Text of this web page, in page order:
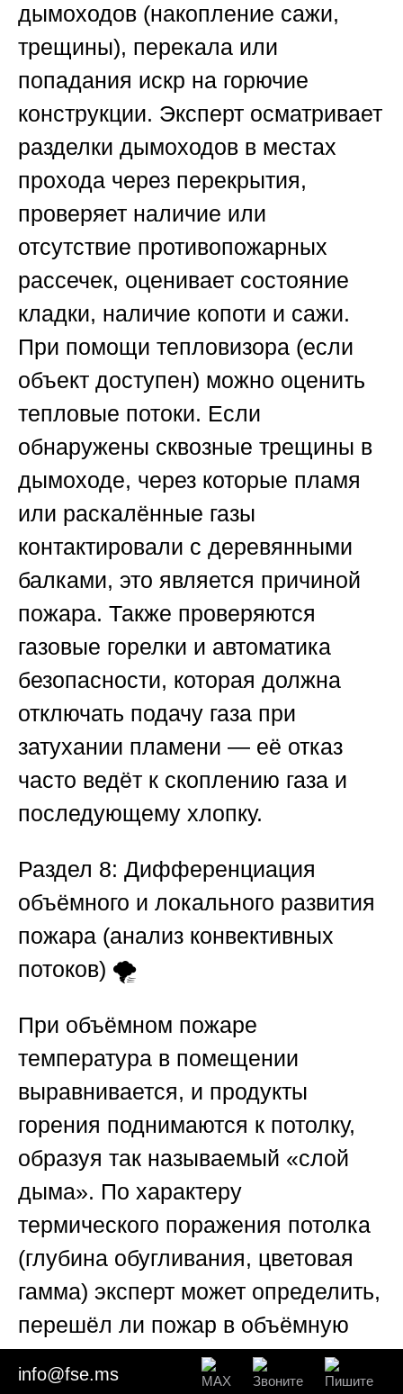
дымоходов (накопление сажи,
трещины), перекала или
попадания искр на горючие
конструкции. Эксперт осматривает
разделки дымоходов в местах
прохода через перекрытия,
проверяет наличие или
отсутствие противопожарных
рассечек, оценивает состояние
кладки, наличие копоти и сажи.
При помощи тепловизора (если
объект доступен) можно оценить
тепловые потоки. Если
обнаружены сквозные трещины в
дымоходе, через которые пламя
или раскалённые газы
контактировали с деревянными
балками, это является причиной
пожара. Также проверяются
газовые горелки и автоматика
безопасности, которая должна
отключать подачу газа при
затухании пламени — её отказ
часто ведёт к скоплению газа и
последующему хлопку.
Раздел 8: Дифференциация
объёмного и локального развития
пожара (анализ конвективных
потоков) 🌪️
При объёмном пожаре
температура в помещении
выравнивается, и продукты
горения поднимаются к потолку,
образуя так называемый «слой
дыма». По характеру
термического поражения потолка
(глубина обугливания, цветовая
гамма) эксперт может определить,
перешёл ли пожар в объёмную
стадию (флэшовер). Локальные
info@fse.ms